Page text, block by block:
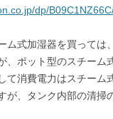
dp/
ム式加湿器を買っては
、ポット型のスチーム
て消費電力はスチーム
が、タンク内部の清掃